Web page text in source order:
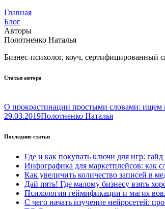
Главная
Блог
Авторы
Полотненко Наталья
Бизнес-психолог, коуч, сертифицированный
Статьи автора
О прокрастинации простыми словами: ищем
29.03.2019Полотненко Наталья
Последние статьи
Где и как покупать ключи для игр:
Инфографика для маркетплейсов: как
Как увеличить количество записей в
Дай пять! Где малому бизнесу взять
Психология геймификации и магия
С чего начать изучение нейросетей: